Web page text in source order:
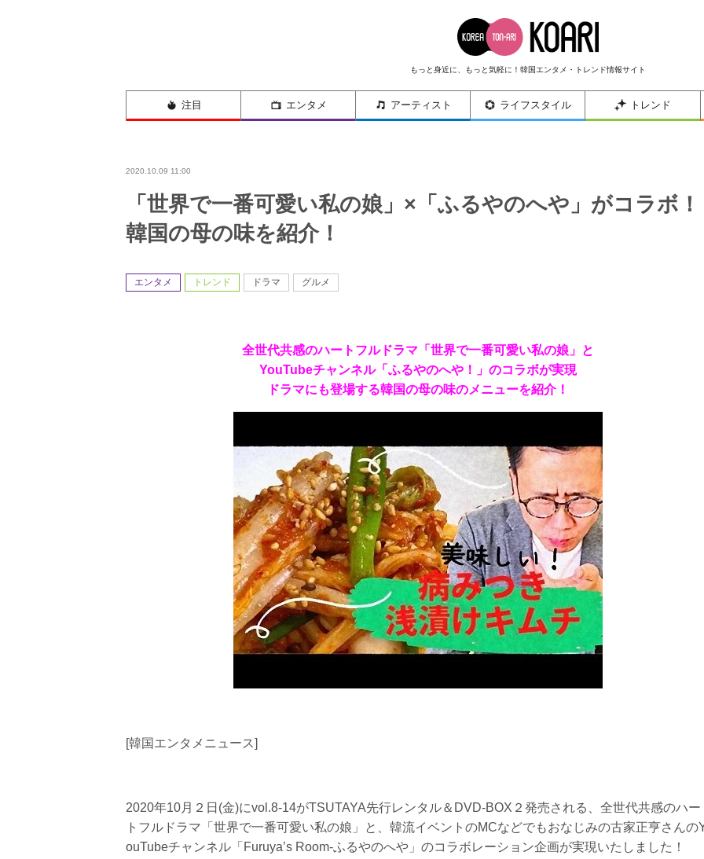
もっと身近に、もっと気軽に！韓国エンタメ・トレンド情報サイト
注目 エンタメ アーティスト ライフスタイル トレンド
2020.10.09 11:00
「世界で一番可愛い私の娘」×「ふるやのへや」がコラボ！
韓国の母の味を紹介！
エンタメ トレンド ドラマ グルメ
全世代共感のハートフルドラマ「世界で一番可愛い私の娘」と
YouTubeチャンネル「ふるやのへや！」のコラボが実現
ドラマにも登場する韓国の母の味のメニューを紹介！
[韓国エンタメニュース]
2020年10月２日(金)にvol.8-14がTSUTAYA先行レンタル＆DVD-BOX２発売される、全世代共感のハー
トフルドラマ「世界で一番可愛い私の娘」と、韓流イベントのMCなどでもおなじみの古家正亨さんの
ouTubeチャンネル「Furuya’s Room-ふるやのへや」のコラボレーション企画が実現いたしました！